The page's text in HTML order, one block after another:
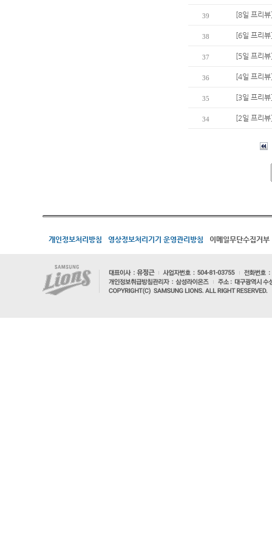
39 [8일 프리
38 [6일 프리
37 [5일 프리
36 [4일 프리
35 [3일 프리
34 [2일 프리
개인정보처리방침 영상정보처리기기 운영관리방침 이메일무단수집거부